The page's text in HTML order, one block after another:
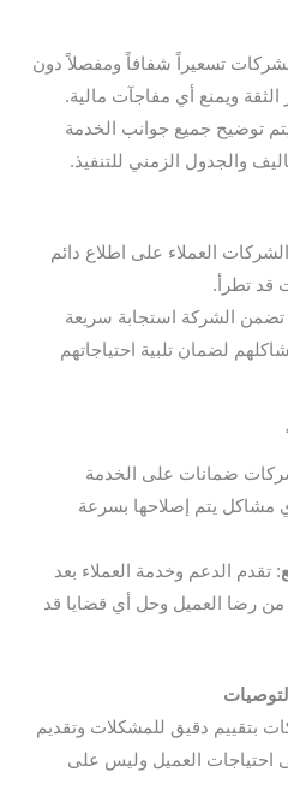
تسعيراً شفافاً ومفصلاً دون
ويمنع أي مفاجآت مالية.
توضيح جميع جوانب الخدمة
والجدول الزمني للتنفيذ.
العملاء على اطلاع دائم
قد تطرأ.
تضمن الشركة استجابة سريعة
لضمان تلبية احتياجاتهم
ضمانات على الخدمة
مشاكل يتم إصلاحها بسرعة
: تقدم الدعم وخدمة العملاء بعد
من رضا العميل وحل أي قضايا قد
بتقييم دقيق للمشكلات وتقديم
احتياجات العميل وليس على